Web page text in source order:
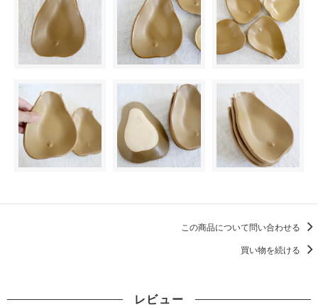
この商品について問い合わせる
買い物を続ける
レビュー